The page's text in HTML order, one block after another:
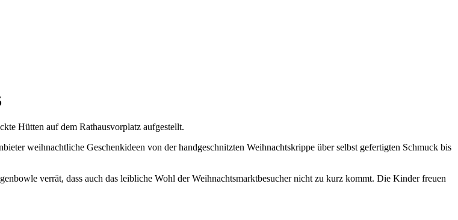
Hütten auf dem Rathausvorplatz aufgestellt.
weihnachtliche Geschenkideen von der handgeschnitzten Weihnachtskrippe über selbst gefertigten Schmuck bis
verrät, dass auch das leibliche Wohl der Weihnachtsmarktbesucher nicht zu kurz kommt. Die Kinder freuen